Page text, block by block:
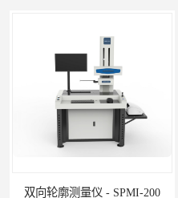
双向轮廓测量仪 - SPMI-200